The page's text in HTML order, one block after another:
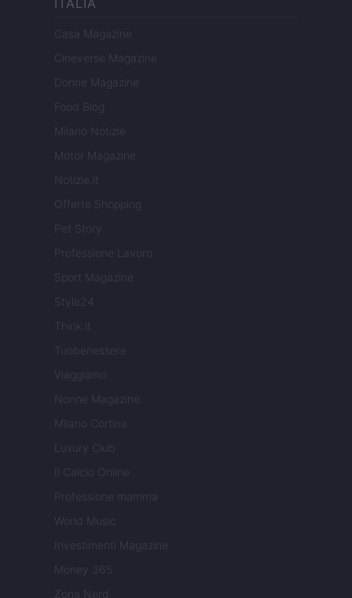
ITALIA
Casa Magazine
Cineverse Magazine
Donne Magazine
Food Blog
Milano Notizie
Motor Magazine
Notizie.it
Offerte Shopping
Pet Story
Professione Lavoro
Sport Magazine
Style24
Think.it
Tuobenessere
Viaggiamo
Nonne Magazine
Milano Cortina
Luxury Club
Il Calcio Online
Professione mamma
World Music
Investimenti Magazine
Money 365
Zona Nerd